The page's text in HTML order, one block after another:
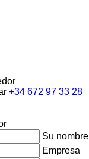
+34 672 97 33 28
Su nombre
Empresa